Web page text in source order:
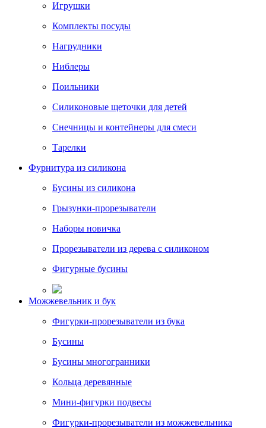
Игрушки
Комплекты посуды
Нагрудники
Ниблеры
Поильники
Силиконовые щеточки для детей
Снечницы и контейнеры для смеси
Тарелки
Фурнитура из силикона
Бусины из силикона
Грызунки-прорезыватели
Наборы новичка
Прорезыватели из дерева с силиконом
Фигурные бусины
Можжевельник и бук
Фигурки-прорезыватели из бука
Бусины
Бусины многогранники
Кольца деревянные
Мини-фигурки подвесы
Фигурки-прорезыватели из можжевельника